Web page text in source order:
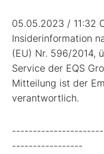
05.05.2023 / 11:32
Insiderinformation
(EU) Nr. 596/2014,
Service der EQS
Mitteilung ist der
verantwortlich.
-----------------